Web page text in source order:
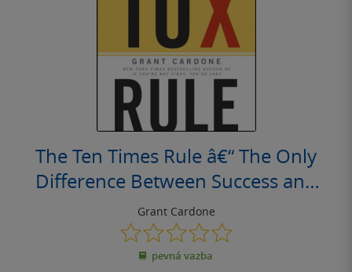
The Ten Times Rule â€“ The Only
Difference Between Success and
Failure
Grant Cardone
0.0
z
5
pevná vazba